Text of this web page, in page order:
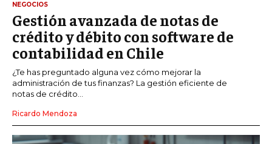
NEGOCIOS
Gestión avanzada de notas de
crédito y débito con software de
contabilidad en Chile
¿Te has preguntado alguna vez cómo mejorar la
administración de tus finanzas? La gestión eficiente de
notas de crédito...
Ricardo Mendoza